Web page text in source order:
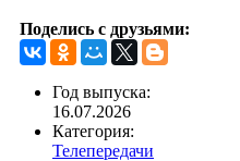
Поделись с друзьями:
Год выпуска:
16.07.2026
Категория:
Телепередачи